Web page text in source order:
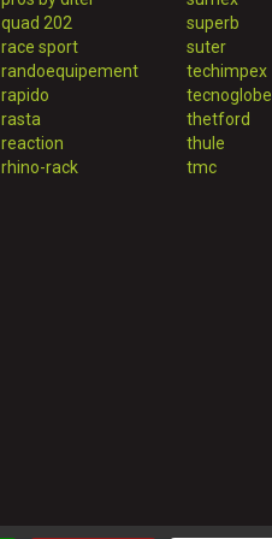
quad 202
race sport
randoequipement
rapido
rasta
reaction
rhino-rack
superb
suter
techimpex
tecnoglobe
thetford
thule
tmc